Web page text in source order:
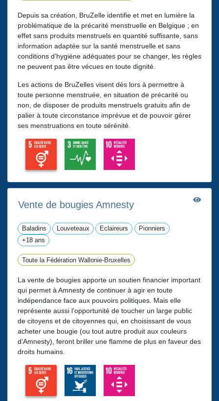
Depuis sa création, BruZelle identifie et met en lumière la
problématique de la précarité menstruelle en Belgique ; en
effet sans produits menstruels en quantité suffisante, sans
information adaptée sur la santé menstruelle et sans
conditions d’hygiène adéquates pour se changer, les règles
ne peuvent pas être vécues en toute dignité.
Les actions de BruZelles visent dès lors à permettre à
toute personne menstruée, en situation de précarité ou
non, de disposer de produits menstruels gratuits afin de
palier à toute circonstance imprévue et de pouvoir gérer
ses menstruations en toute sérénité.
Vente de bougies Amnesty
Baladins Louveteaux Eclaireurs
Pionniers
+18 ans
Toute la Fédération Wallonie-Bruxelles
La vente de bougies apporte un soutien financier important
qui permet à Amnesty de continuer à agir en toute
indépendance face aux pouvoirs politiques. Mais elle
représente aussi l’opportunité de toucher un large public
de citoyens et de citoyennes qui, en choisissant de vous
acheter une bougie (ou tout autre produit aux couleurs
d’Amnesty), feront briller une flamme de plus en faveur des
droits humains.